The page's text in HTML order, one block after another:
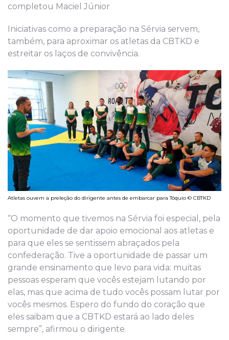
completou Maciel Júnior
Iniciativas como a preparação na Sérvia servem,
também, para aproximar os atletas da CBTKD e
estreitar os laços de convivência.
Atletas ouvem a preleção do dirigente antes de embarcar para Tóquio © CBTKD
“O momento que tivemos na Sérvia foi especial, pela
oportunidade de dar apoio emocional aos atletas e
para que eles se sentissem abraçados pela
confederação. Tive a oportunidade de passar um
grande ensinamento que levo para vida: muitas
pessoas esperam que vocês estejam lutando por
elas, mas que acima de tudo vocês possam lutar por
vocês mesmos. Espero do fundo do coração que
eles saibam que a CBTKD estará ao lado deles
sempre”, afirmou o dirigente.